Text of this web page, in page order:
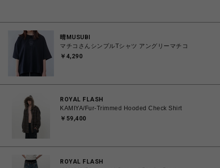
晴MUSUBI
マチコさんシンプルTシャツ アングリーマチコ
￥4,290
ROYAL FLASH
KAMIYA/Fur-Trimmed Hooded Check Shirt
￥59,400
ROYAL FLASH